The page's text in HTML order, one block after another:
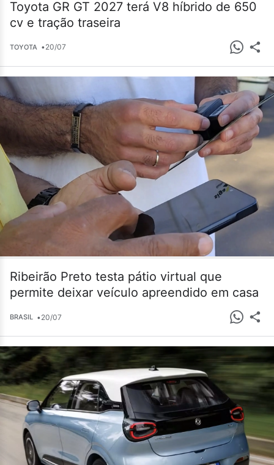
Toyota GR GT 2027 terá V8 híbrido de 650
cv e tração traseira
TOYOTA •20/07
Ribeirão Preto testa pátio virtual que
permite deixar veículo apreendido em casa
BRASIL •20/07